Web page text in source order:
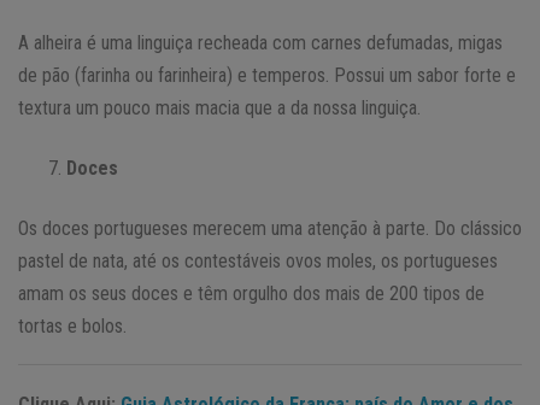
A alheira é uma linguiça recheada com carnes defumadas, migas
de pão (farinha ou farinheira) e temperos. Possui um sabor forte e
textura um pouco mais macia que a da nossa linguiça.
Doces
Os doces portugueses merecem uma atenção à parte. Do clássico
pastel de nata, até os contestáveis ovos moles, os portugueses
amam os seus doces e têm orgulho dos mais de 200 tipos de
tortas e bolos.